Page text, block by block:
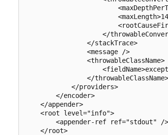
</
                </stackTrace>
                <message />
                <throwableClassName>
                </throwableClassName>
            </providers>
        </encoder>
    </appender>
    <root level="info">
        <appender-ref ref="stdout" />
    </root>